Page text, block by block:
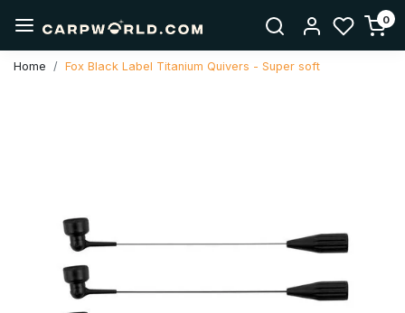
0
Home Fox Black Label Titanium Quivers - Super soft